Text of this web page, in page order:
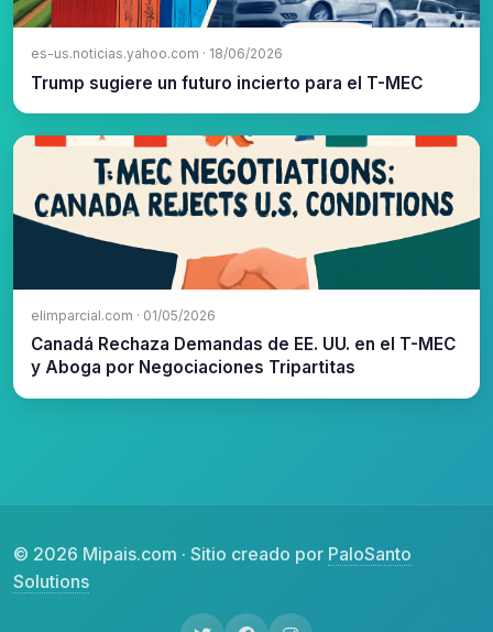
es-us.noticias.yahoo.com · 18/06/2026
Trump sugiere un futuro incierto para el T-MEC
elimparcial.com · 01/05/2026
Canadá Rechaza Demandas de EE. UU. en el T-MEC
y Aboga por Negociaciones Tripartitas
© 2026 Mipais.com · Sitio creado por PaloSanto
Solutions